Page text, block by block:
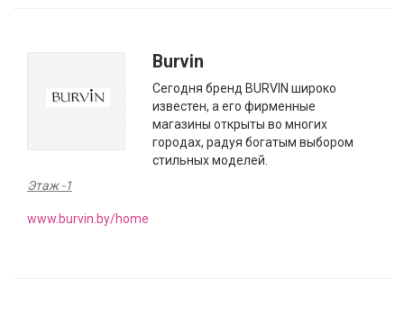
Burvin
Сегодня бренд BURVIN широко
известен, а его фирменные
магазины открыты во многих
городах, радуя богатым выбором
стильных моделей.
Этаж -1
www.burvin.by/home